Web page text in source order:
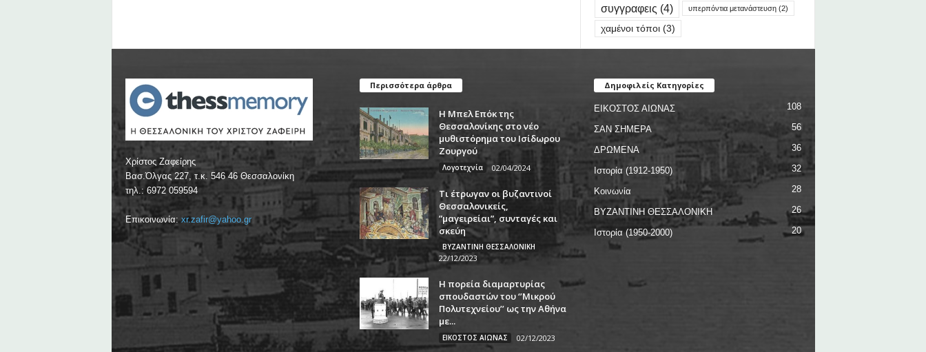
συγγραφεις (4) υπερπόντια μετανάστευση(2)
χαμένοι τόποι(3)
Χρίστος Ζαφείρης
Βασ.Όλγας 227, τ.κ. 546 46 Θεσσαλονίκη
τηλ.: 6972 059594
Επικοινωνία:xr.zafir@yahoo.gr
Περισσότερα άρθρα
Η Μπελ Επόκ της
Θεσσαλονίκης στο νέο
μυθιστόρημα του Ισίδωρου
Ζουργού
Λογοτεχνία 02/04/2024
Τι έτρωγαν οι βυζαντινοί
Θεσσαλονικείς,
”μαγειρείαι”, συνταγές και
σκεύη
ΒΥΖΑΝΤΙΝΗ ΘΕΣΣΑΛΟΝΙΚΗ
22/12/2023
Η πορεία διαμαρτυρίας
σπουδαστών του ‘’Μικρού
Πολυτεχνείου’’ ως την Αθήνα
με...
ΕΙΚΟΣΤΟΣ ΑΙΩΝΑΣ 02/12/2023
Δημοφιλείς Κατηγορίες
ΕΙΚΟΣΤΟΣ ΑΙΩΝΑΣ 108
ΣΑΝ ΣΗΜΕΡΑ 56
ΔΡΩΜΕΝΑ 36
Ιστορία (1912-1950) 32
Κοινωνία 28
ΒΥΖΑΝΤΙΝΗ ΘΕΣΣΑΛΟΝΙΚΗ 26
Ιστορία (1950-2000) 20